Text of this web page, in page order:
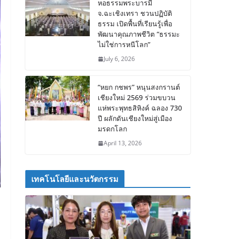
หอธรรมพระบารมี
จ.ฉะเชิงเทรา ชวนปฏิบัติ
ธรรม เปิดพื้นที่เรียนรู้เพื่อ
พัฒนาคุณภาพชีวิต “ธรรมะ
ไม่ใช่การหนีโลก”
July 6, 2026
“หยก กชพร” หนุนสงกรานต์
เชียงใหม่ 2569 ร่วมขบวน
แห่พระพุทธสิหิงค์ ฉลอง 730
ปี ผลักดันเชียงใหม่สู่เมือง
มรดกโลก
April 13, 2026
เทคโนโลยีและนวัตกรรม